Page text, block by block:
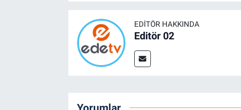
EDITÖR HAKKINDA
Editör 02